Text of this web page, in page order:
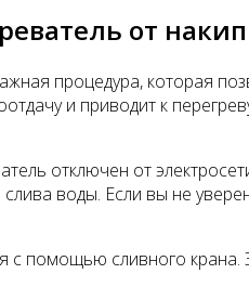
от
процедура, которая
и приводит к
отключен от
воды. Если вы не
с помощью сливного